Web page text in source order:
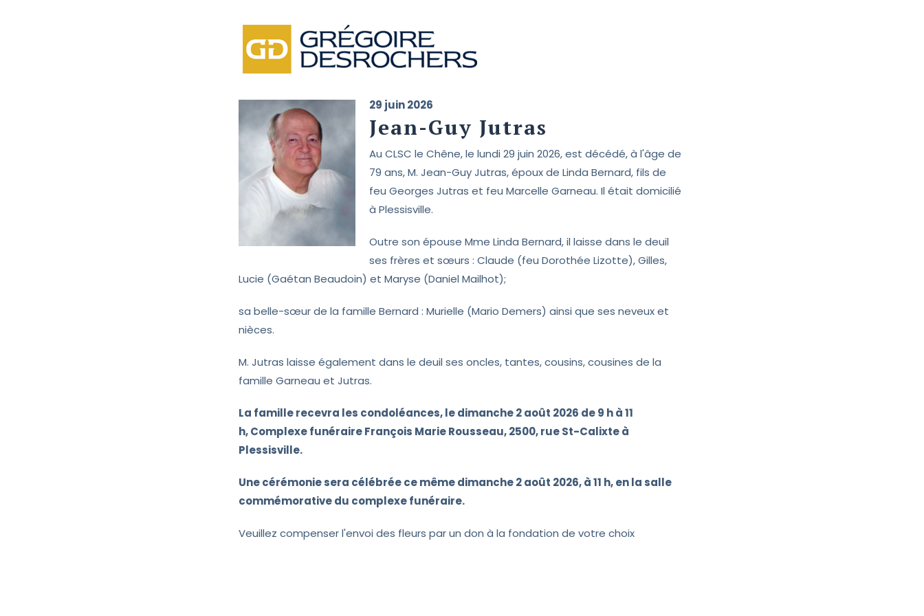
29 juin 2026
Jean-Guy Jutras
Au CLSC le Chêne, le lundi 29 juin 2026, est décédé, à l'âge de
79 ans, M. Jean-Guy Jutras, époux de Linda Bernard, fils de
feu Georges Jutras et feu Marcelle Garneau. Il était domicilié
à Plessisville.
Outre son épouse Mme Linda Bernard, il laisse dans le deuil
ses frères et sœurs : Claude (feu Dorothée Lizotte), Gilles,
Lucie (Gaétan Beaudoin) et Maryse (Daniel Mailhot);
sa belle-sœur de la famille Bernard : Murielle (Mario Demers) ainsi que ses neveux et
nièces.
M. Jutras laisse également dans le deuil ses oncles, tantes, cousins, cousines de la
famille Garneau et Jutras.
La famille recevra les condoléances, le dimanche 2 août 2026 de 9 h à 11
h, Complexe funéraire François Marie Rousseau, 2500, rue St-Calixte à
Plessisville.
Une cérémonie sera célébrée ce même dimanche 2 août 2026, à 11 h, en la salle
commémorative du complexe funéraire.
Veuillez compenser l'envoi des fleurs par un don à la fondation de votre choix